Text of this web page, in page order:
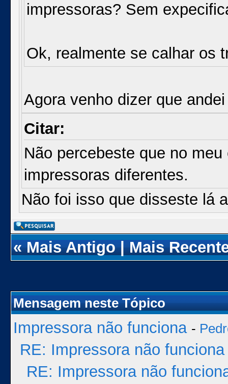
impressoras? Sem
Ok, realmente se calhar os
Agora venho dizer que
Citar:
Não percebeste que no
impressoras diferentes.
Não foi isso que disseste lá
«Mais Antigo|Mais
Mensagem neste Tópico
Impressora não funciona -
RE: Impressora não funciona
RE: Impressora não